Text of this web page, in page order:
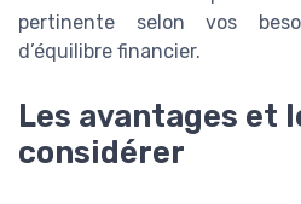
pertinente selon vos
d’équilibre financier.
Les avantages et
considérer